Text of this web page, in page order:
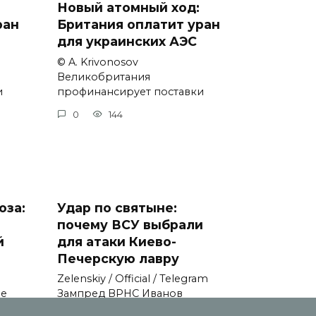
Новый атомный ход:
Британия оплатит уран
для украинских АЭС
© A. Krivonosov
Великобритания
профинансирует поставки
0 144
Удар по святыне:
почему ВСУ выбрали
для атаки Киево-
Печерскую лавру
Zеlеnskiу / Оfficiаl / Telegram
Зампред ВРНС Иванов